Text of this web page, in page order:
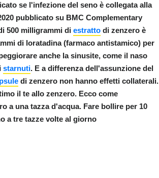
se l'infezione del seno è collegata alla
pubblicato su BMC Complementary
500 milligrammi di estratto di zenzero è
di loratadina (farmaco antistamico) per
anche la sinusite, come il naso
starnuti. E a differenza dell'assunzione del
di zenzero non hanno effetti collaterali.
il te allo zenzero. Ecco come
a una tazza d'acqua. Fare bollire per 10
a tre tazze volte al giorno